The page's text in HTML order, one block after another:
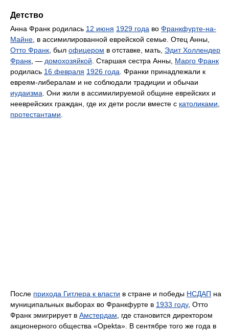
Детство
Анна Франк родилась 12 июня 1929 года во Франкфурте-на-
Майне, в ассимилированной еврейской семье. Отец Анны,
Отто Франк, был офицером в отставке, мать, Эдит Холлендер
Франк, — домохозяйкой. Старшая сестра Анны, Марго Франк
родилась 16 февраля 1926 года. Франки принадлежали к
евреям-либералам и не соблюдали традиции и обычаи
иудаизма. Они жили в ассимилируемой общине еврейских и
нееврейских граждан, где их дети росли вместе с католиками,
протестантами.
После прихода Гитлера к власти в стране и победы НСДАП на
муниципальных выборах во Франкфурте в 1933 году, Отто
Франк эмигрирует в Амстердам, где становится директором
акционерного общества «Opekta». В сентябре того же года в